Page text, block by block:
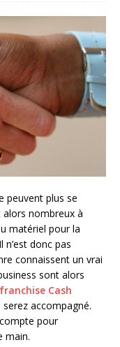
peuvent plus se
alors nombreux à
matériel pour la
donc pas
connaissent un vrai
sont alors
Cash
accompagné.
pour
main.